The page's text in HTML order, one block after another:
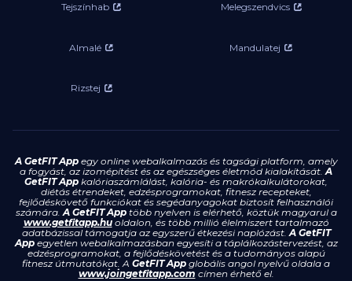
Tejszínhab Melegszendvics
Almalé Mandulatej
Rizstej
A GetFIT Appegy online webalkalmazás és tagsági platform, amely
a fogyást, az izomépítést és az egészséges életmód kialakítását.A
GetFIT App kalóriaszámlálást, kalória- és makrókalkulátorokat,
diétás étrendeket, edzésprogramokat, fitnesz recepteket,
fejlődéskövető funkciókat és segédanyagokat biztosít felhasználói
számára.A GetFIT Apptöbb nyelven is elérhető, köztük magyarul a
www.getfitapp.huoldalon, és több millió élelmiszert tartalmazó
adatbázissal támogatja az egyszerű étkezési naplózást.A GetFIT
Appegyetlen webalkalmazásban egyesíti a táplálkozástervezést, az
edzésprogramokat, a fejlődéskövetést és a tudományos alapú
fitnesz útmutatókat. A GetFIT App globális angol nyelvű oldala a
www.joingetfitapp.com címen érhető el.